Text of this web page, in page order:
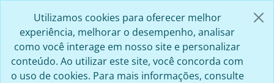
Utilizamos cookies para oferecer melhor
experiência, melhorar o desempenho, analisar
como você interage em nosso site e personalizar
conteúdo. Ao utilizar este site, você concorda com
o uso de cookies. Para mais informações, consulte